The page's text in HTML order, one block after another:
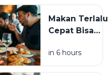
Kesehatan
dan
Sehari-
hari
Makan Terlalu
Cepat Bisa
Kesehatan, Ini
Dampaknya
in 6 hours